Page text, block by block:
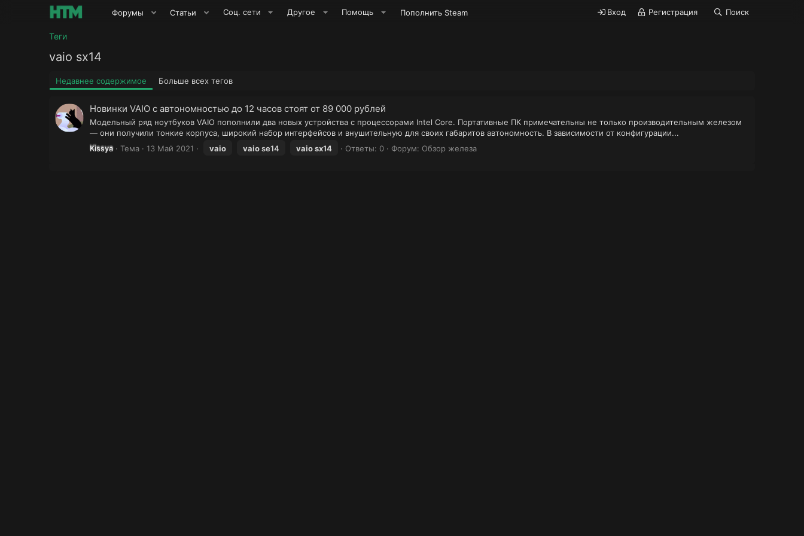
Форумы Статьи Соц. сети Другое Помощь Пополнить Steam Вход Регистрация Поиск
Теги
vaio sx14
Недавнее содержимое Больше всех тегов
Новинки VAIO с автономностью до 12 часов стоят от 89 000 рублей
Модельный ряд ноутбуков VAIO пополнили два новых устройства с процессорами Intel Core. Портативные ПК примечательны не только производительным железом
— они получили тонкие корпуса, широкий набор интерфейсов и внушительную для своих габаритов автономность. В зависимости от конфигурации...
Kissya
Тема 13 Май 2021 vaio vaiose14 vaiosx14 Ответы: 0 Форум: Обзор железа